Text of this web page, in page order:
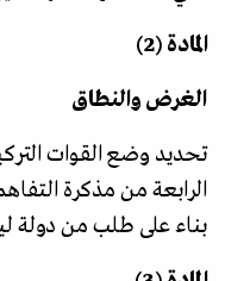
المادة (2)
الغرض والنطاق
تحديد وضع القوات
الرابعة من مذكرة
بناء على طلب من دولة